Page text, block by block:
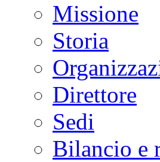
Missione
Storia
Direttore
Sedi
Bilancio e